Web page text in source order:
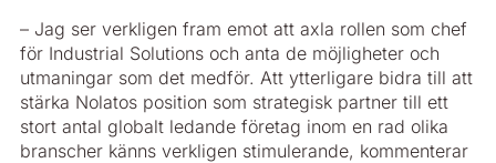
– Jag ser verkligen fram emot att axla rollen som chef
för Industrial Solutions och anta de möjligheter och
utmaningar som det medför. Att ytterligare bidra till att
stärka Nolatos position som strategisk partner till ett
stort antal globalt ledande företag inom en rad olika
branscher känns verkligen stimulerande, kommenterar